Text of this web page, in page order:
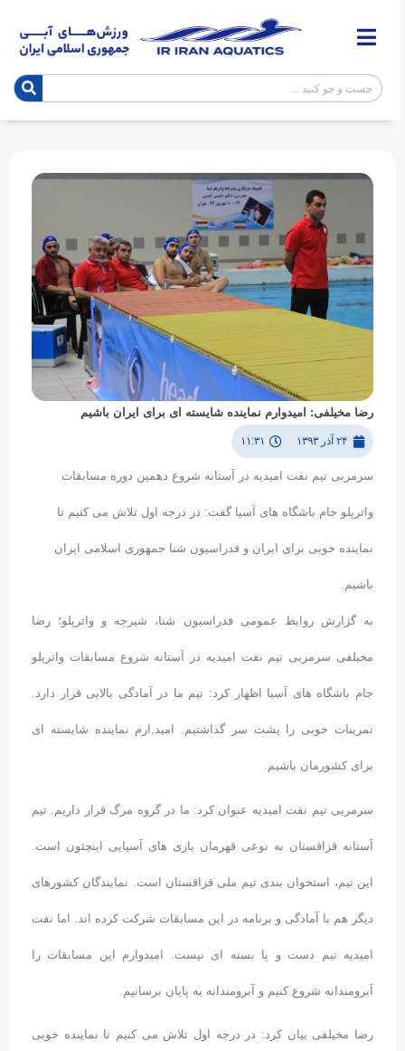
رضا مخیلفی: امیدوارم نماینده شایسته ای برای ایران باشیم
۲۴ آذر ۱۳۹۳ ۱۱:۳۱
سرمربی تیم نفت امیدیه در آستانه شروع دهمین دوره مسابقات
واترپلو جام باشگاه های آسیا گفت: در درجه اول تلاش می کنیم تا
نماینده خوبی برای ایران و فدراسیون شنا جمهوری اسلامی ایران
باشیم.
به گزارش روابط عمومی فدراسیون شنا، شیرجه و واترپلو؛ رضا
مخیلفی سرمربی تیم نفت امیدیه در آستانه شروع مسابقات واترپلو
جام باشگاه های آسیا اظهار کرد: تیم ما در آمادگی بالایی قرار دارد.
تمرینات خوبی را پشت سر گذاشتیم. امید,ارم نماینده شایسته ای
برای کشورمان باشیم.
سرمربی تیم نفت امیدیه عنوان کرد: ما در گروه مرگ قرار داریم. تیم
آستانه قزاقستان به نوعی قهرمان بازی های آسیایی اینچئون است.
این تیم، استخوان بندی تیم ملی قزاقستان است. نمایندگان کشورهای
دیگر هم با آمادگی و برنامه در این مسابقات شرکت کرده اند. اما نفت
امیدیه تیم دست و پا بسته ای نیست. امیدوارم این مسابقات را
آبرومندانه شروع کنیم و آبرومندانه به پایان برسانیم.
رضا مخیلفی بیان کرد: در درجه اول تلاش می کنیم تا نماینده خوبی